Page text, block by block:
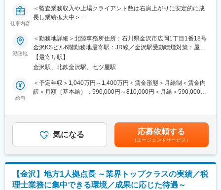
・コンサルティングに関わる契約締結などの実務
・継続契約のための現状分析・調査から提案（リピートのクライ
アント7割）
■組織構成：
経験豊富なコンサルタントと若手社員がバランスよく在籍してお
り、アットホームな雰囲気で協力しながら業務を進めています。
在宅勤務や勤務時間の選択など、フレキシブルな働き方が可能で
す。
■キャリアパス：
入社後は企業内大学で、コンサルタントに必要な基礎知識と専門
領域が体系的に学べます。
その後、2～3年でコンサルティングの主導や後輩育成に携わり、
プロフェッショナルとしてのキャリアを築くことが可能です。
仕事内容
＜監査業務収入や上場クライアント数は右肩上がりに安定的に成
長し業績拡大中＞
監査業務（国内・国際）を中心に、株式公開支援や内部統制支援
等を幅広くご担当いただきます。
部門ごとに案件を細分化していないため、横断的に業務を経験す
ることができます。
※監査とアドバイザリー業務の割合については、ご本人の希望を考
慮します。
ト（外資系企業）の日本子会社の監査業務等への対応（監査、特
定項目の監査手続、合意された手続、レビュー）
◎リファードアウト業務：当法人の監査クライアント（日系企
◎海外メンバーファームと連携した、内部監査サポート業務
【金融】
◎銀行、信用金庫、信用組合への会計監査
勤務地
＜勤務地詳細＞北陸事務所住所：石川県金沢市広岡1丁目1番18号
金沢KSビル6階勤務地最寄駅：JR線／金沢駅受動喫煙対策：屋内
全面禁煙変更の範囲：会社の定める事業所
【最寄り駅】
金沢駅、北鉄金沢駅、七ツ屋駅
給与
＜予定年収＞1,040万円～1,400万円＜賃金形態＞月給制＜賃金内
訳＞月額（基本給）：590,000円～810,000円＜月給＞590,000円
途支給されます■賞与：年2回（6月・12月）※2018年度から毎
年、上記記載の年2回の賞与とは別に、特別賞与（8月）の支給実
績あり賃金はあくまでも目安の金額であり、選考を通じて上下す
る可能性があります。月給(月額)は固定手当を含めた表記です。
気になる 応募依頼する
（エージェントサービス）
【金沢】地方1人拠点長 ～業界トップクラスの実績／税
理士業務に集中できる環境／成果に応じた待遇～